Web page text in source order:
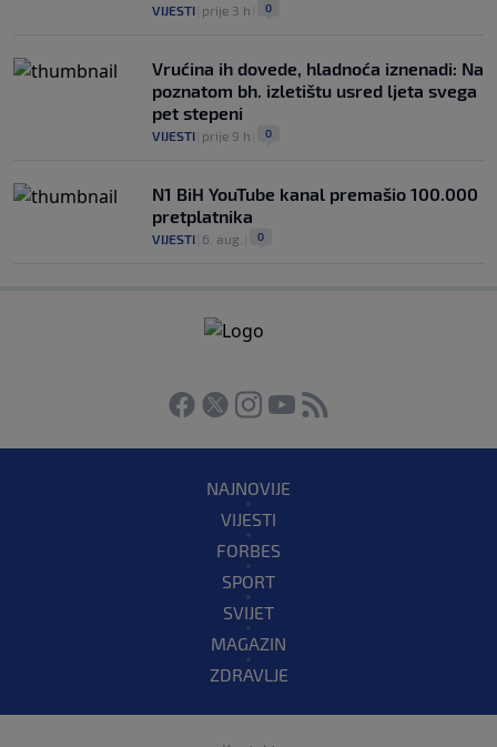
VIJESTI prije 3 h 0
Vrućina ih dovede, hladnoća iznenadi: Na
poznatom bh. izletištu usred ljeta svega
pet stepeni
VIJESTI prije 9 h 0
N1 BiH YouTube kanal premašio 100.000
pretplatnika
VIJESTI 6. aug. 0
NAJNOVIJE
VIJESTI
FORBES
SPORT
SVIJET
MAGAZIN
ZDRAVLJE